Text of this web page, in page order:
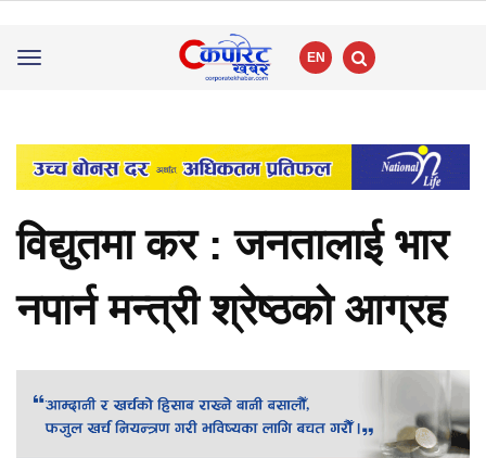
Toggle
EN
विद्युतमा कर : जनतालाई भार
नपार्न मन्त्री श्रेष्ठको आग्रह